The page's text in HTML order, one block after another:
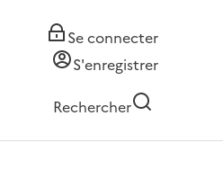
Se connecter
S'enregistrer
Rechercher